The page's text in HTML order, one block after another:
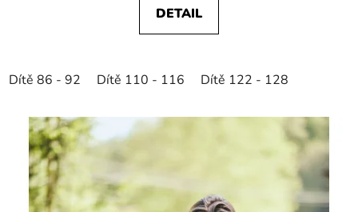
DETAIL
Dítě 86 - 92 Dítě 110 - 116 Dítě 122 - 128